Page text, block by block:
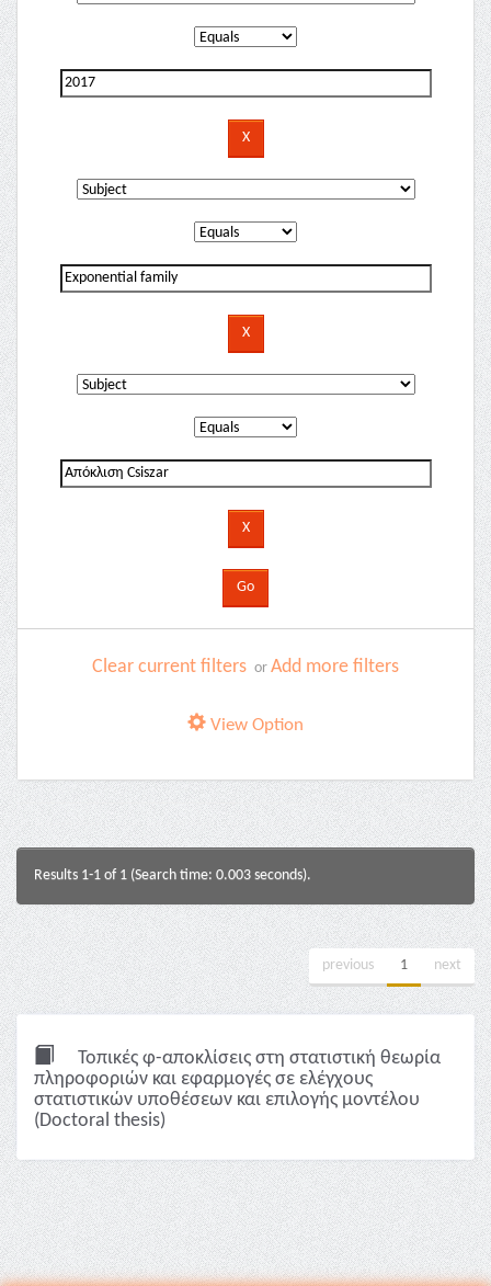
Clear current filters or Add more filters
View Option
Results 1-1 of 1 (Search time: 0.003 seconds).
previous 1 next
Τοπικές φ-αποκλίσεις στη στατιστική θεωρία
πληροφοριών και εφαρμογές σε ελέγχους
στατιστικών υποθέσεων και επιλογής μοντέλου
(Doctoral thesis)